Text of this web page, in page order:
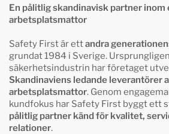
En pålitlig skandinavisk partner inom
arbetsplatsmattor
Safety First är ettandra
grundat 1984 i Sverige.
säkerhetsindustrin har företaget
Skandinaviens ledande leverantörer
arbetsplatsmattor. Genom
kundfokus har Safety First byggt ett
pålitlig partner känd för kvalitet,
relationer.